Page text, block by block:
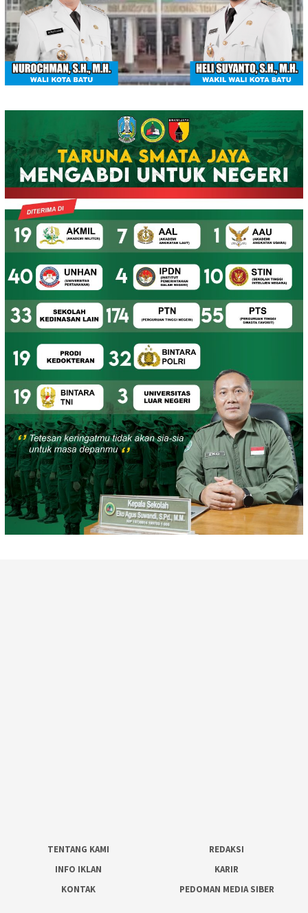
TENTANG KAMI
REDAKSI
INFO IKLAN
KARIR
KONTAK
PEDOMAN MEDIA SIBER